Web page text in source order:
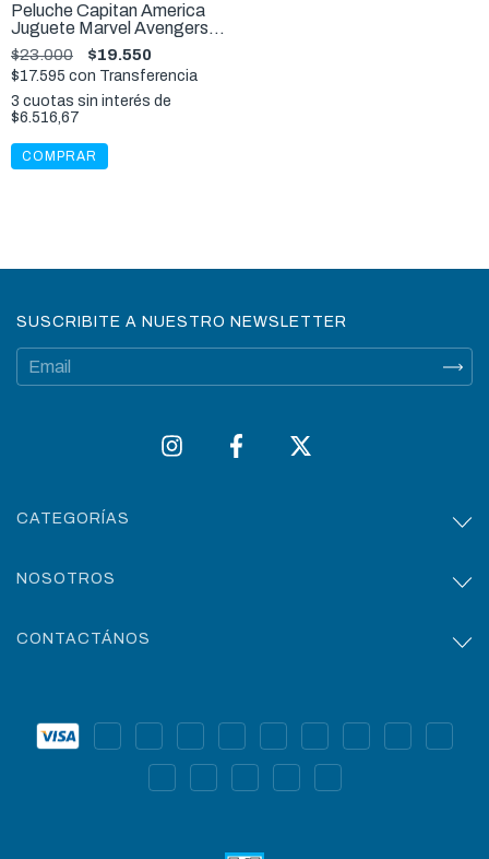
Peluche Capitan America
Juguete Marvel Avengers
Para Perros
$23.000 $19.550
$17.595 con Transferencia
3 cuotas sin interés de
$6.516,67
SUSCRIBITE A NUESTRO NEWSLETTER
CATEGORÍAS
NOSOTROS
CONTACTÁNOS